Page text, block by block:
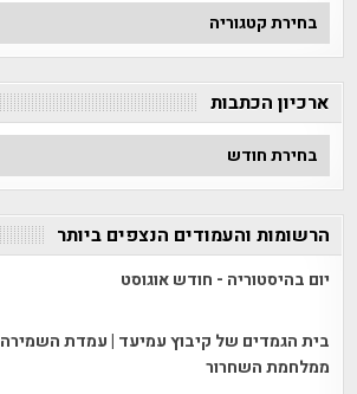
חפש
לפי
ארכיון הכתבות
ארכיון
הכתבות
הרשומות והעמודים הנצפים ביותר
יום בהיסטוריה - חודש אוגוסט
בית הגמדים של קיבוץ עמיעד | עמדת השמירה
ממלחמת השחרור